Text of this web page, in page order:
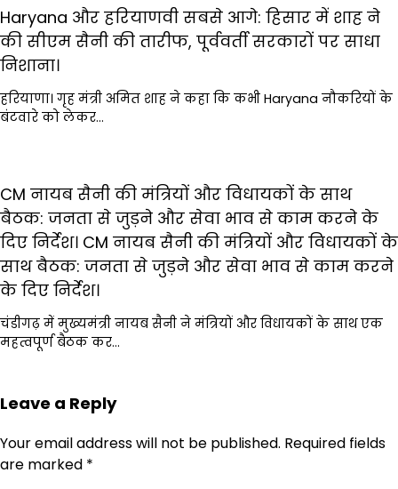
Haryana और हरियाणवी सबसे आगे: हिसार में शाह ने
की सीएम सैनी की तारीफ, पूर्ववर्ती सरकारों पर साधा
निशाना।
हरियाणा। गृह मंत्री अमित शाह ने कहा कि कभी Haryana नौकरियों के
बंटवारे को लेकर…
CM नायब सैनी की मंत्रियों और विधायकों के साथ
बैठक: जनता से जुड़ने और सेवा भाव से काम करने के
दिए निर्देश। CM नायब सैनी की मंत्रियों और विधायकों के
साथ बैठक: जनता से जुड़ने और सेवा भाव से काम करने
के दिए निर्देश।
चंडीगढ़ में मुख्यमंत्री नायब सैनी ने मंत्रियों और विधायकों के साथ एक
महत्वपूर्ण बैठक कर…
Leave a Reply
Your email address will not be published. Required fields
are marked *